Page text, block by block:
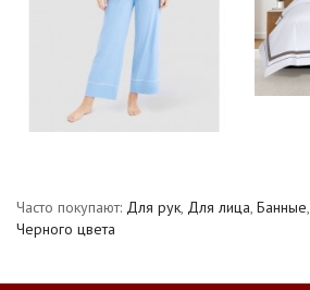
Часто покупают: Для рук, Для лица, Банные,
Черного цвета